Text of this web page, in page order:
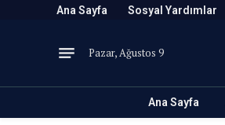
Ana Sayfa Sosyal Yardımlar
Pazar, Ağustos 9
Ana Sayfa